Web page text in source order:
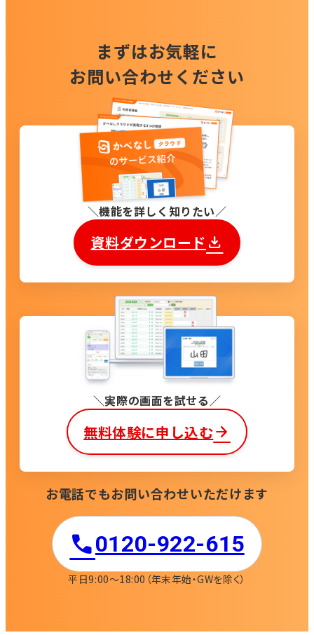
まずはお気軽に
お問い合わせください
実際の画面を試せる
無料体験に申し込む
機能を詳しく知りたい
資料ダウンロード
お電話でもお問い合わせいただけます
0120-922-615​
平日9:00〜18:00 （年末年始・GWを除く）